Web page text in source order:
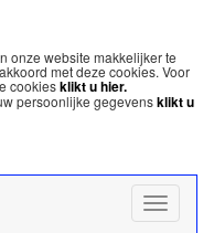
onze website makkelijker te
met deze cookies. Voor
cookiesklikt u hier.
persoonlijke gegevensklikt u